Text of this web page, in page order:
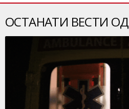
ОСТАНАТИ ВЕСТИ